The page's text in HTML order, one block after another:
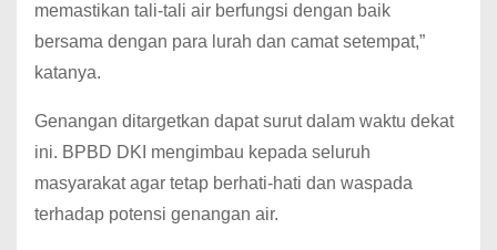
memastikan tali-tali air berfungsi dengan baik
bersama dengan para lurah dan camat setempat,”
katanya.
Genangan ditargetkan dapat surut dalam waktu dekat
ini. BPBD DKI mengimbau kepada seluruh
masyarakat agar tetap berhati-hati dan waspada
terhadap potensi genangan air.